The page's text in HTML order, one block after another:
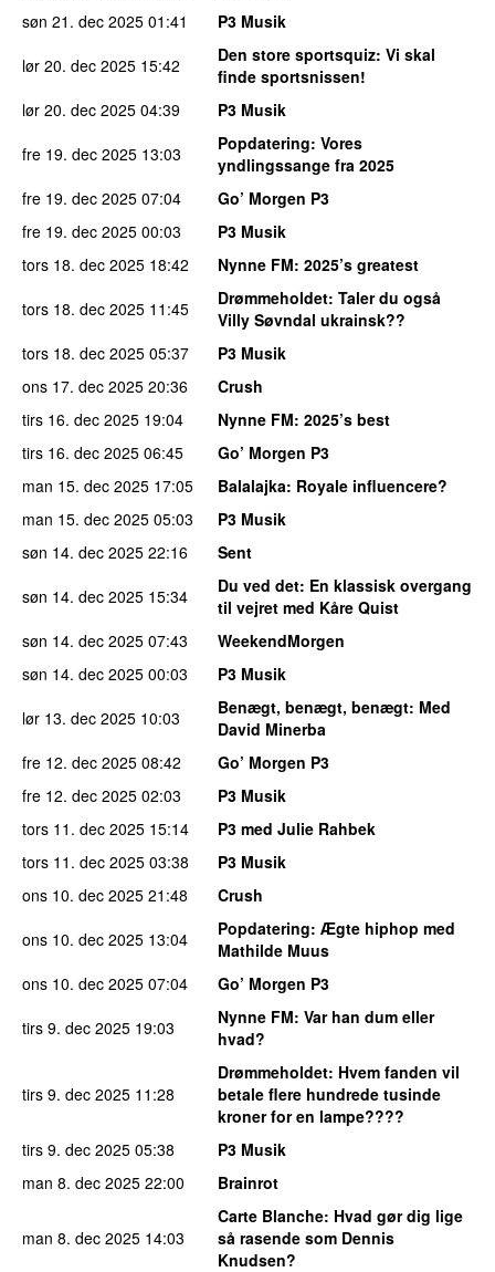
søn 21. dec 2025 01:41
P3 Musik
lør 20. dec 2025 15:42 Den store sportsquiz: Vi skal
finde sportsnissen!
lør 20. dec 2025 04:39
P3 Musik
fre 19. dec 2025 13:03 Popdatering: Vores
yndlingssange fra 2025
fre 19. dec 2025 07:04
Go’ Morgen P3
fre 19. dec 2025 00:03
P3 Musik
tors 18. dec 2025 18:42 Nynne FM: 2025’s greatest
tors 18. dec 2025 11:45 Drømmeholdet: Taler du også
Villy Søvndal ukrainsk??
tors 18. dec 2025 05:37
P3 Musik
ons 17. dec 2025 20:36
Crush
tirs 16. dec 2025 19:04 Nynne FM: 2025’s best
tirs 16. dec 2025 06:45
Go’ Morgen P3
man 15. dec 2025 17:05 Balalajka: Royale influencere?
man 15. dec 2025 05:03
P3 Musik
søn 14. dec 2025 22:16
Sent
søn 14. dec 2025 15:34 Du ved det: En klassisk overgang
til vejret med Kåre Quist
søn 14. dec 2025 07:43
WeekendMorgen
søn 14. dec 2025 00:03
P3 Musik
lør 13. dec 2025 10:03 Benægt, benægt, benægt: Med
David Minerba
fre 12. dec 2025 08:42
Go’ Morgen P3
fre 12. dec 2025 02:03
P3 Musik
tors 11. dec 2025 15:14
P3 med Julie Rahbek
tors 11. dec 2025 03:38
P3 Musik
ons 10. dec 2025 21:48
Crush
ons 10. dec 2025 13:04 Popdatering: Ægte hiphop med
Mathilde Muus
ons 10. dec 2025 07:04
Go’ Morgen P3
tirs 9. dec 2025 19:03 Nynne FM: Var han dum eller
hvad?
tirs 9. dec 2025 11:28
Drømmeholdet: Hvem fanden vil
betale flere hundrede tusinde
kroner for en lampe????
tirs 9. dec 2025 05:38
P3 Musik
man 8. dec 2025 22:00 Brainrot
man 8. dec 2025 14:03
Carte Blanche: Hvad gør dig lige
så rasende som Dennis
Knudsen?